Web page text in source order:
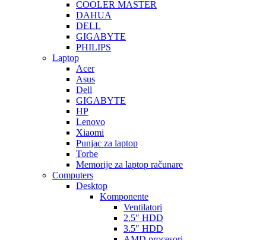
COOLER MASTER
DAHUA
DELL
GIGABYTE
PHILIPS
Laptop
Acer
Asus
Dell
GIGABYTE
HP
Lenovo
Xiaomi
Punjac za laptop
Torbe
Memorije za laptop računare
Computers
Desktop
Komponente
Ventilatori
2.5″ HDD
3.5″ HDD